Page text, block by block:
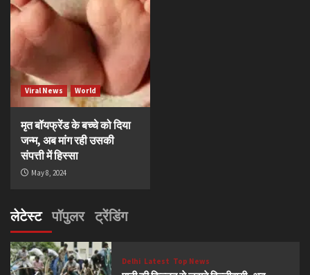
Viral News World
मृत बॉयफ्रेंड के बच्चे को दिया
जन्म, अब मांग रही उसकी
संपत्ती में हिस्सा
May 8, 2024
लेटेस्ट पॉपुलर ट्रेंडिंग
Delhi Latest Top News